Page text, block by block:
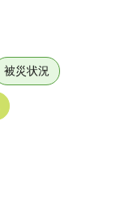
被災状況